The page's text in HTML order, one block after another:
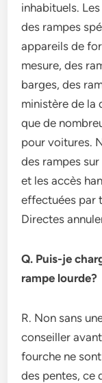
inhabituels.
des rampes
appareils de
mesure, des
barges, des
ministère de la
que de
pour voitures.
des rampes
et les accès
effectuées par
Directes
Q. Puis-je
rampe lourde?
R. Non sans
conseiller
fourche ne
des pentes, ce